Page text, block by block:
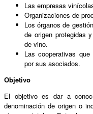
Las empresas
Organizaciones de
Los órganos de
de origen protegidas
de vino.
Las cooperativas
por sus asociados.
Objetivo
El objetivo es dar a
denominación de origen o